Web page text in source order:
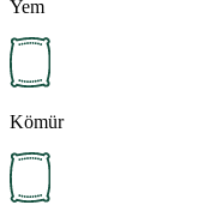
Yem
Kömür